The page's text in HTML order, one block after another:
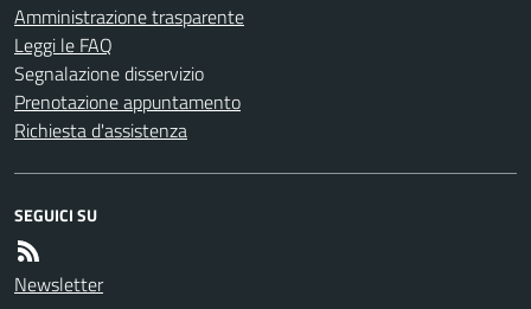
Amministrazione trasparente
Leggi le FAQ
Segnalazione disservizio
Prenotazione appuntamento
Richiesta d'assistenza
SEGUICI SU
Newsletter